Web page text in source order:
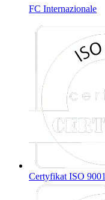
FC Internazionale
Certyfikat ISO 9001